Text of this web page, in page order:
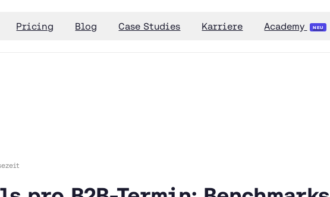
Pricing Blog Case Studies Karriere Academy NEU